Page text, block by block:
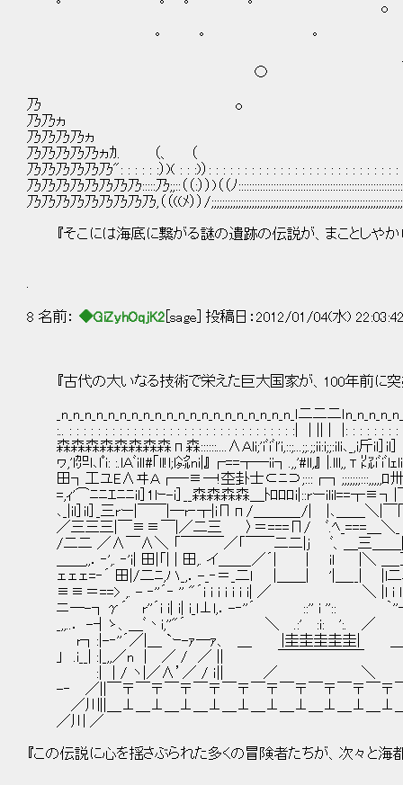
° ° ° ° o
° ° °
〇 /¨＼.| /｀
乃 o ! |￣
乃乃ヵ
乃乃乃乃ヵ
乃乃乃乃乃ヵｶ. （、
乃乃乃乃乃乃": : : : : :）)( : : :)）: : : : : : : : : : : : : : : : : : : : : : : : : :
乃乃乃乃乃乃乃乃:::::乃;;::（（:））)（（ﾉ
乃乃乃乃乃乃乃乃乃,（（((ﾒ））/
『そこには海底に繋がる謎の遺跡の伝説が、まことしやか
8 名前： ◆GiZyhOqjK2 [sage] 投稿日：2012/01/04(水)
『古代の大いなる技術で栄えた巨大国家が、100年前に突如
_n_n_n_n_n_n_n_n_n_n_n_n_n_n_n_n_n_n_n_n_ｌ二二二ｌ
:.. : : : : : : : : : : : : : : : : : : : : : : : : : : : : : : : :| | || | |: : : : : : : : :
森森森森森森森森п森::::::....∧Ａli;'iﾞiﾞl'i,::;...;;.;;ii:i;;:ili､_,i斤il］il］
ヮ,'l㌍l､lﾟi: :.lＡﾞilｌ#｢ll!l;l㌶ni|』┌==┬─ii┐.,,'#ll,』 |.lll,,т㍑iﾞiﾞlｪli;'
田┐工ユE∧ヰＡ┌─≡─!杢卦士⊂ﾆ⊃;:::┌┐;;;;;;;:::,,,,,ﾛ卅
=,ｨ'⌒ﾆﾆｴﾆﾆil］1lｰ-i］__森森森森＿ﾄﾛﾛﾛi|::rーilil==┬≡┐|
､_|il］il］_三rー|￣￣|─r‐┬|iΠп/＿＿＿_/| |､＿＿
／三三三|￣≡≡￣|／二三 〉＝===Π/ ﾞ.ﾍ_===＿＼_
/二二 ／∧￣∧＼ 「￣￣￣／「￣￣二二|j ﾞ、＿三＿
＿＿,,．‐',. ‐'i| 田|「| | 田,. イ＿＿_／´| | il |＼ ＿_
ェェェ=‐´ 田|/二ﾆ,ハ_,．-_‐＝_二ｌ |＿＿| '|＿__| |l二ﾆ‐-
≡≡＝==> ,. - ‐''´‐ '' "´i i i i i i i| ／ ＼ |l i l i l i｀''
ニ―-┐γ´ r''´i i| i| i_l⊥l,．-‐''´ ::'' i '':: ｀''‐-．l l_i l|
_,,..． -┤ゝ、＿ﾞ丶i,''"´ ＼ .:' :i: ':. ／
r┐:|-‐''´／|＿ `ｰ-ｧ―ｧ、 ＿ |圭圭圭圭圭| ＿ .＿
」 .i__| :|_,,／n | ／ / ／ || ￣￣￣￣￣￣ |ヽ
:| | / ヽ|／∧’／ / ｉ|| ／ ＼ |丶＼ ＼ |
-‐ ／||￣〒￣〒￣〒￣〒￣〒￣〒￣〒￣〒￣〒￣〒
／川||＿⊥＿⊥＿⊥＿⊥＿⊥＿⊥＿⊥＿⊥＿⊥＿⊥
／川
『この伝説に心を揺さぶられた多くの冒険者たちが、次々と